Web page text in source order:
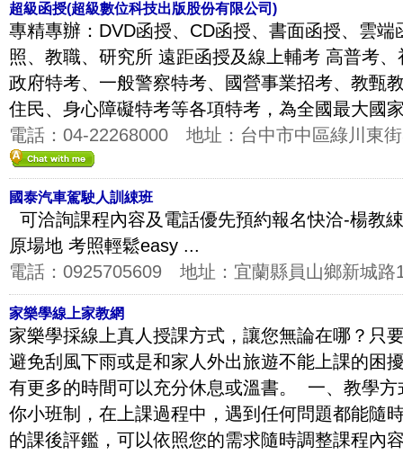
超級函授(超級數位科技出版股份有限公司)
專精專辦：DVD函授、CD函授、書面函授、雲
照、教職、研究所 遠距函授及線上輔考 高普考
政府特考、一般警察特考、國營事業招考、教甄
住民、身心障礙特考等各項特考，為全國最大國
電話： 04-22268000 地址： 台中市中區綠川東
國泰汽車駕駛人訓綀班
可洽詢課程內容及電話優先預約報名快洽-楊教
原場地 考照輕鬆easy ...
電話： 0925705609 地址： 宜蘭縣員山鄉新城路
家樂學線上家教網
家樂學採線上真人授課方式，讓您無論在哪？只
避免刮風下雨或是和家人外出旅遊不能上課的困
有更多的時間可以充分休息或溫書。 一、教學
你小班制，在上課過程中，遇到任何問題都能隨
的課後評鑑，可以依照您的需求隨時調整課程內